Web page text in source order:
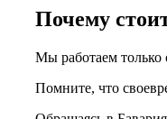
Почему
Мы работаем только
Помните, что